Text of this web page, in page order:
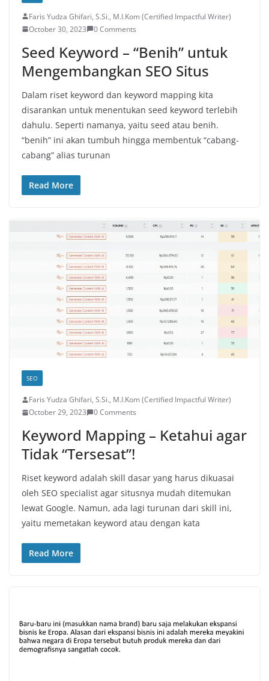
Faris Yudza Ghifari, S.Si., M.I.Kom (Certified Impactful Writer)
October 30, 2023
0 Comments
Seed Keyword – “Benih” untuk
Mengembangkan SEO Situs
Dalam riset keyword dan keyword mapping kita
disarankan untuk menentukan seed keyword terlebih
dahulu. Seperti namanya, yaitu seed atau benih.
“benih” ini akan tumbuh hingga membentuk “cabang-
cabang” alias turunan
Read More
SEO
Faris Yudza Ghifari, S.Si., M.I.Kom (Certified Impactful Writer)
October 29, 2023
0 Comments
Keyword Mapping – Ketahui agar
Tidak “Tersesat”!
Riset keyword adalah skill dasar yang harus dikuasai
oleh SEO specialist agar situsnya mudah ditemukan
lewat Google. Namun, ada lagi turunan dari skill ini,
yaitu memetakan keyword atau dengan kata
Read More